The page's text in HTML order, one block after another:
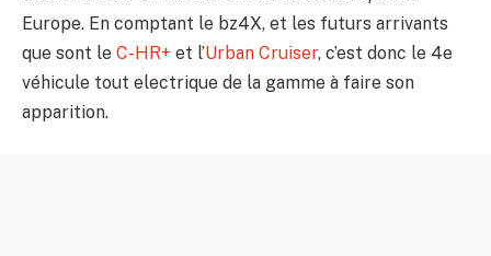
Europe. En comptant le bz4X, et les futurs arrivants
que sont le C-HR+ et l’Urban Cruiser, c’est donc le 4e
véhicule tout electrique de la gamme à faire son
apparition.